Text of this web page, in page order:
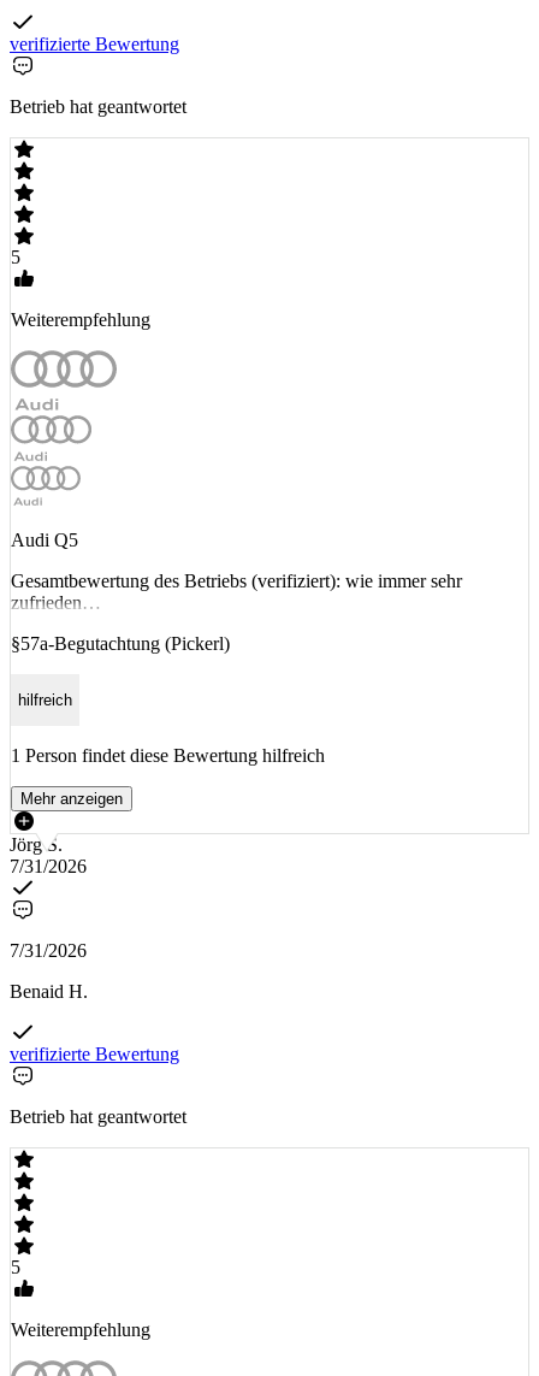
verifizierte Bewertung
Betrieb hat geantwortet
5
Weiterempfehlung
Audi Q5
Gesamtbewertung des Betriebs (verifiziert): wie immer sehr
zufrieden…
§57a-Begutachtung (Pickerl)
hilfreich
1 Person findet diese Bewertung hilfreich
Mehr anzeigen
Jörg S.
7/31/2026
7/31/2026
Benaid H.
verifizierte Bewertung
Betrieb hat geantwortet
5
Weiterempfehlung